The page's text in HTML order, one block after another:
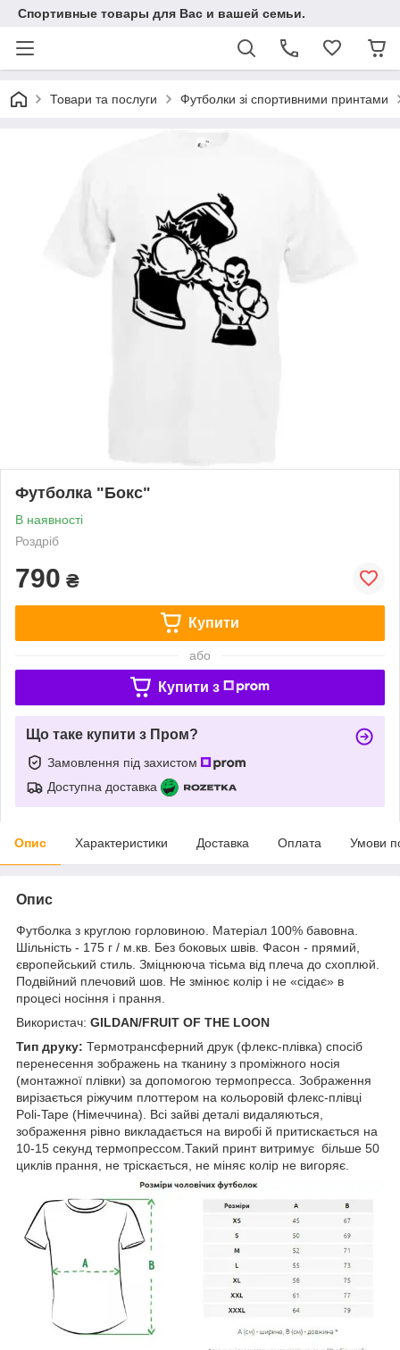
Спортивные товары для Вас и вашей семьи.
Товари та послуги Футболки зі спортивними принтами
Футболка "Бокс"
В наявності
Роздріб
790 ₴
Купити
або
Купити з
Що таке купити з Пром?
Замовлення під захистом
Доступна доставка
Опис Характеристики Доставка Оплата Умови
Опис
Футболка з круглою горловиною. Матеріал 100% бавовна.
Шільність - 175 г / м.кв. Без боковых швів. Фасон - прямий,
європейський стиль. Зміцнююча тісьма від плеча до схоплюй.
Подвійний плечовий шов. Не змінює колір і не «сідає» в
процесі носіння і прання.
Використач: GILDAN/FRUIT OF THE LOON
Тип друку: Термотрансферний друк (флекс-плівка) спосіб
перенесення зображень на тканину з проміжного носія
(монтажної плівки) за допомогою термопресса. Зображення
вирізається ріжучим плоттером на кольоровій флекс-плівці
Poli-Tape (Німеччина). Всі зайві деталі видаляються,
зображення рівно викладається на виробі й притискається на
10-15 секунд термопрессом.Такий принт витримує більше 50
циклів прання, не тріскається, не міняє колір не вигоряє.